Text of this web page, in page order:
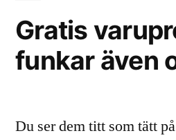
Gratis
funkar även
Du ser dem titt som tätt